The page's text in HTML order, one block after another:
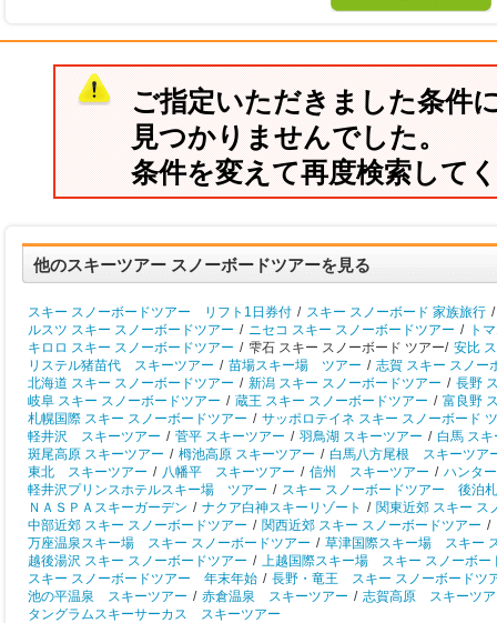
ご指定いただきました条件
見つかりませんでした。
条件を変えて再度検索して
他のスキーツアー スノーボードツアーを見る
スキー スノーボードツアー リフト1日券付 / スキー スノーボード 家族旅行 /
ルスツ スキー スノーボードツアー / ニセコ スキー スノーボードツアー /
ト
キロロ スキー スノーボードツアー / 雫石 スキー スノーボード ツアー/ 安比
リステル猪苗代 スキーツアー / 苗場スキー場 ツアー / 志賀 スキー スノー
北海道 スキー スノーボードツアー / 新潟 スキー スノーボードツアー / 長野
岐阜 スキー スノーボードツアー / 蔵王 スキー スノーボードツアー / 富良野
札幌国際 スキー スノーボードツアー / サッポロテイネ スキー スノーボード
軽井沢 スキーツアー / 菅平 スキーツアー / 羽鳥湖 スキーツアー / 白馬 ス
斑尾高原 スキーツアー / 栂池高原 スキーツアー / 白馬八方尾根 スキーツア
東北 スキーツアー / 八幡平 スキーツアー / 信州 スキーツアー / ハンタ
軽井沢プリンスホテルスキー場 ツアー / スキー スノーボードツアー 後泊
ＮＡＳＰＡスキーガーデン / ナクア白神スキーリゾート / 関東近郊 スキー ス
中部近郊 スキー スノーボードツアー / 関西近郊 スキー スノーボードツアー /
万座温泉スキー場 スキー スノーボードツアー / 草津国際スキー場 スキー
越後湯沢 スキー スノーボードツアー / 上越国際スキー場 スキー スノーボー
スキー スノーボードツアー 年末年始 / 長野・竜王 スキー スノーボードツ
池の平温泉 スキーツアー / 赤倉温泉 スキーツアー / 志賀高原 スキーツ
タングラムスキーサーカス スキーツアー